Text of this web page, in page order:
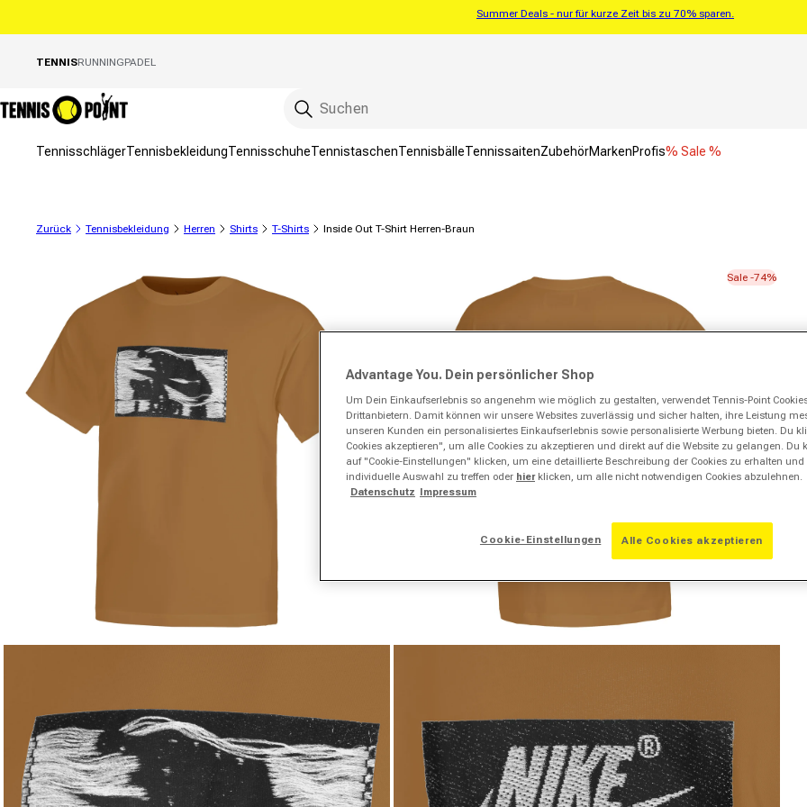
Summer Deals - nur für kurze Zeit bis zu 70% sparen.
TENNISRUNNINGPADEL
TennisschlägerTennisbekleidungTennisschuheTennistaschenTennisbälleTennissaitenZubehörMarkenProfis% Sale %
Zurück Tennisbekleidung Herren Shirts T-Shirts Inside Out T-Shirt Herren-Braun
Sale -74%
springen
Advantage You. Dein persönlicher Shop
Um Dein Einkaufserlebnis so angenehm wie möglich zu gestalten, verwendet Tennis-Point
Drittanbietern. Damit können wir unsere Websites zuverlässig und sicher halten, ihre Leistung
unseren Kunden ein personalisiertes Einkaufserlebnis sowie personalisierte Werbung bieten. Du
Cookies akzeptieren", um alle Cookies zu akzeptieren und direkt auf die Website zu gelangen. Du
auf "Cookie-Einstellungen" klicken, um eine detaillierte Beschreibung der Cookies zu erhalten und
individuelle Auswahl zu treffen oder hierklicken, um alle nicht notwendigen Cookies abzulehnen.
Datenschutz Impressum
Cookie-Einstellungen Alle Cookies akzeptieren